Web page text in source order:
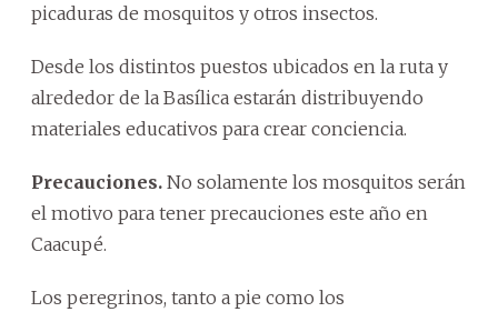
picaduras de mosquitos y otros insectos.
Desde los distintos puestos ubicados en la ruta y
alrededor de la Basílica estarán distribuyendo
materiales educativos para crear conciencia.
Precauciones. No solamente los mosquitos serán
el motivo para tener precauciones este año en
Caacupé.
Los peregrinos, tanto a pie como los